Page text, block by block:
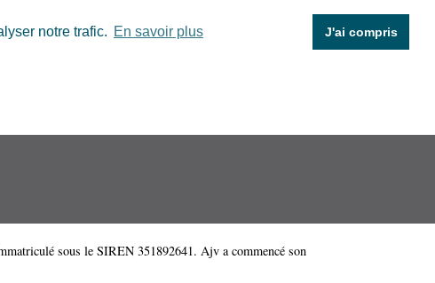
notre trafic. En savoir plus J'ai compris
sous le SIREN 351892641. Ajv a commencé son